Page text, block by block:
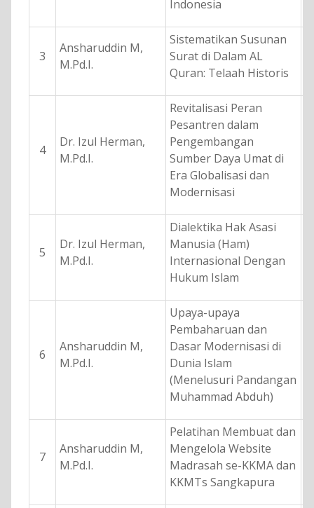
Indonesia
3
Ansharuddin M,
M.Pd.I.
Sistematikan Susunan
Surat di Dalam AL
Quran: Telaah Historis
4
Dr. Izul Herman,
M.Pd.I.
Revitalisasi Peran
Pesantren dalam
Pengembangan
Sumber Daya Umat di
Era Globalisasi dan
Modernisasi
5
Dr. Izul Herman,
M.Pd.I.
Dialektika Hak Asasi
Manusia (Ham)
Internasional Dengan
Hukum Islam
6
Ansharuddin M,
M.Pd.I.
Upaya-upaya
Pembaharuan dan
Dasar Modernisasi di
Dunia Islam
(Menelusuri Pandangan
Muhammad Abduh)
7
Ansharuddin M,
M.Pd.I.
Pelatihan Membuat dan
Mengelola Website
Madrasah se-KKMA dan
KKMTs Sangkapura